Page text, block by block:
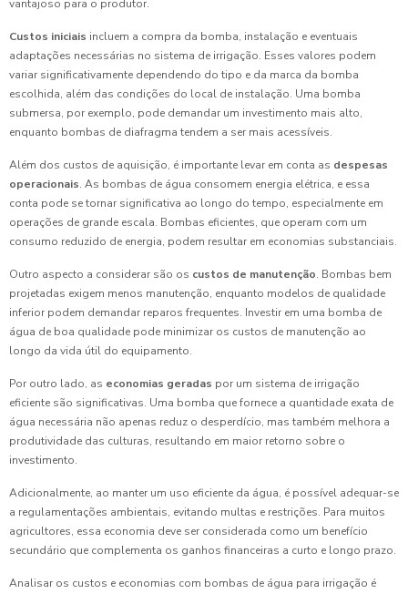
vantajoso para o produtor.
Custos iniciais incluem a compra da bomba, instalação e eventuais
adaptações necessárias no sistema de irrigação. Esses valores podem
variar significativamente dependendo do tipo e da marca da bomba
escolhida, além das condições do local de instalação. Uma bomba
submersa, por exemplo, pode demandar um investimento mais alto,
enquanto bombas de diafragma tendem a ser mais acessíveis.
Além dos custos de aquisição, é importante levar em conta as despesas
operacionais. As bombas de água consomem energia elétrica, e essa
conta pode se tornar significativa ao longo do tempo, especialmente em
operações de grande escala. Bombas eficientes, que operam com um
consumo reduzido de energia, podem resultar em economias substanciais.
Outro aspecto a considerar são os custos de manutenção. Bombas bem
projetadas exigem menos manutenção, enquanto modelos de qualidade
inferior podem demandar reparos frequentes. Investir em uma bomba de
água de boa qualidade pode minimizar os custos de manutenção ao
longo da vida útil do equipamento.
Por outro lado, as economias geradas por um sistema de irrigação
eficiente são significativas. Uma bomba que fornece a quantidade exata de
água necessária não apenas reduz o desperdício, mas também melhora a
produtividade das culturas, resultando em maior retorno sobre o
investimento.
Adicionalmente, ao manter um uso eficiente da água, é possível adequar-se
a regulamentações ambientais, evitando multas e restrições. Para muitos
agricultores, essa economia deve ser considerada como um benefício
secundário que complementa os ganhos financeiras a curto e longo prazo.
Analisar os custos e economias com bombas de água para irrigação é